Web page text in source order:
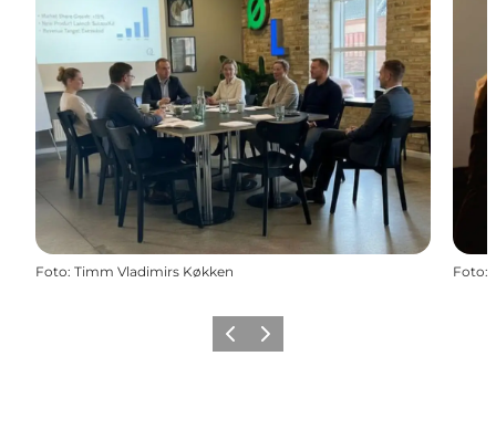
Foto: Timm Vladimirs Køkken Foto:
ForrigeNæste